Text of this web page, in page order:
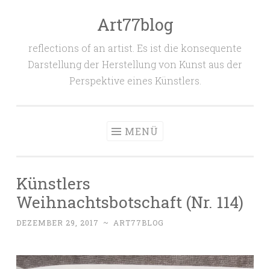
Art77blog
reflections of an artist. Es ist die konsequente
Darstellung der Herstellung von Kunst aus der
Perspektive eines Künstlers.
MENÜ
Künstlers
Weihnachtsbotschaft (Nr. 114)
DEZEMBER 29, 2017 ~ ART77BLOG